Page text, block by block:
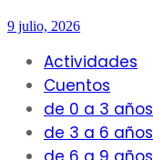
9 julio, 2026
Actividades
Cuentos
de 0 a 3 años
de 3 a 6 años